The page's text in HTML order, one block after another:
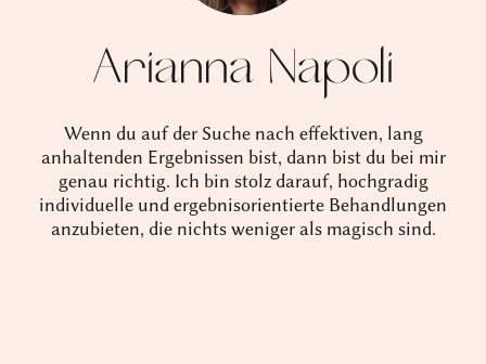
Arianna Napoli
Wenn du auf der Suche nach effektiven, lang
anhaltenden Ergebnissen bist, dann bist du bei mir
genau richtig. Ich bin stolz darauf, hochgradig
individuelle und ergebnisorientierte Behandlungen
anzubieten, die nichts weniger als magisch sind.